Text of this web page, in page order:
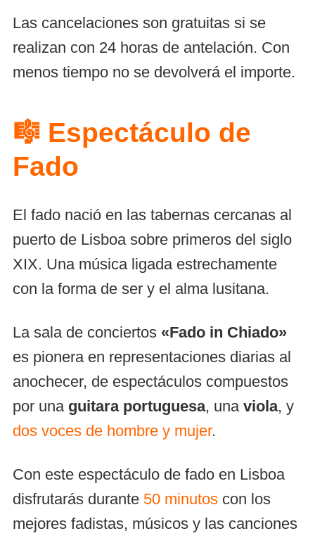
Las cancelaciones son gratuitas si se
realizan con 24 horas de antelación. Con
menos tiempo no se devolverá el importe.
🎼 Espectáculo de
Fado
El fado nació en las tabernas cercanas al
puerto de Lisboa sobre primeros del siglo
XIX. Una música ligada estrechamente
con la forma de ser y el alma lusitana.
La sala de conciertos «Fado in Chiado»
es pionera en representaciones diarias al
anochecer, de espectáculos compuestos
por una guitara portuguesa, una viola, y
dos voces de hombre y mujer.
Con este espectáculo de fado en Lisboa
disfrutarás durante 50 minutos con los
mejores fadistas, músicos y las canciones